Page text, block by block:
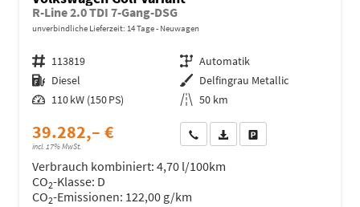
R-Line 2.0 TDI 7-Gang-DSG
unverbindliche Lieferzeit: 14 Tage Neuwagen
Fahrzeugnr. 113819 Getriebe Automatik
Kraftstoff Diesel Außenfarbe Delfingrau Metallic
Leistung 110 kW (150 PS) Kilometerstand 50 km
39.282,– €
incl. 17% MwSt.
Wir rufen Sie anFahrzeugexposé (PDF)
Verbrauch kombiniert: 4,70 l/100km
CO2-Klasse: D
CO2-Emissionen: 122,00 g/km